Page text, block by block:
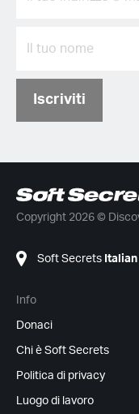
Iscriviti
Copyright 2026 ©
Soft Secrets Italian
Info
Donaci
Chi è Soft Secrets
Politica di privacy
Luogo di lavoro